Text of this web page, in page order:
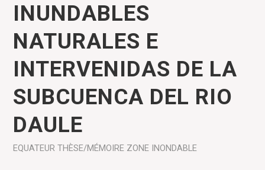
INUNDABLES
NATURALES E
INTERVENIDAS DE LA
SUBCUENCA DEL RIO
DAULE
EQUATEUR THÈSE/MÉMOIRE ZONE INONDABLE